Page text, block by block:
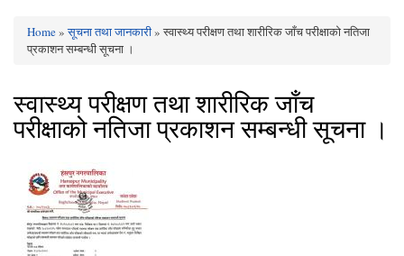
You are here
Home»सूचना तथा जानकारी» स्वास्थ्य परीक्षण तथा शारीरिक जाँच परीक्षाको नतिजा
प्रकाशन सम्बन्धी सूचना ।
स्वास्थ्य परीक्षण तथा शारीरिक जाँच
परीक्षाको नतिजा प्रकाशन सम्बन्धी सूचना ।